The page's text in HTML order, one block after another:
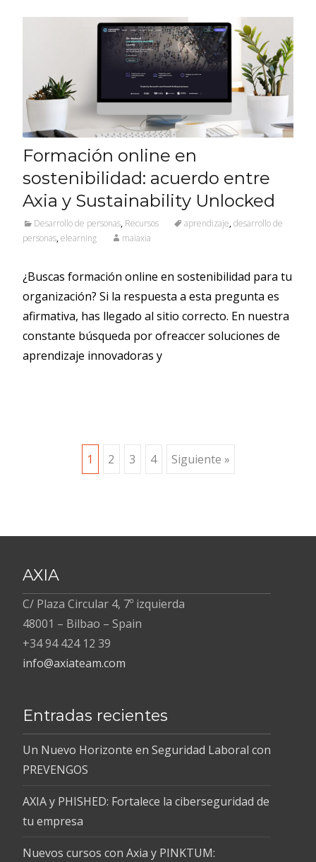
Formación online en
sostenibilidad: acuerdo entre
Axia y Sustainability Unlocked
Desarrollo de personas, Recursos aprendizaje,desarrollo de
personas,elearning maiaxia
¿Buscas formación online en sostenibilidad para tu
organización? Si la respuesta a esta pregunta es
afirmativa, has llegado al sitio correcto. En nuestra
constante búsqueda por ofreaccer soluciones de
aprendizaje innovadoras y
Navegación
1 2 3 4 Siguiente »
AXIA
C/ Plaza Circular 4, 7º izquierda
48001 – Bilbao – Spain
+34 94 424 12 39
info@axiateam.com
Entradas recientes
Un Nuevo Horizonte en Seguridad Laboral con
PREVENGOS
AXIA y PHISHED: Fortalece la ciberseguridad de
tu empresa
Nuevos cursos con Axia y PINKTUM: